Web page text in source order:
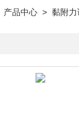
产品中心 >黏附